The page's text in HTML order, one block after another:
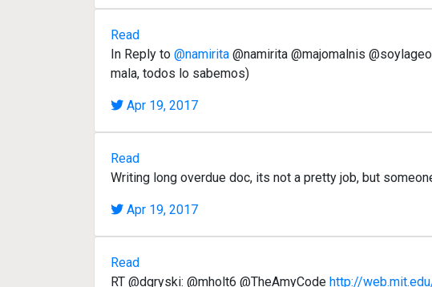
Read
In Reply to @namirita @namirita @majomalnis
mala, todos lo sabemos)
Apr 19, 2017
Read
Writing long overdue doc, its not a pretty job, but
Apr 19, 2017
Read
RT @dgryski: @mholt6 @TheAmyCode http://